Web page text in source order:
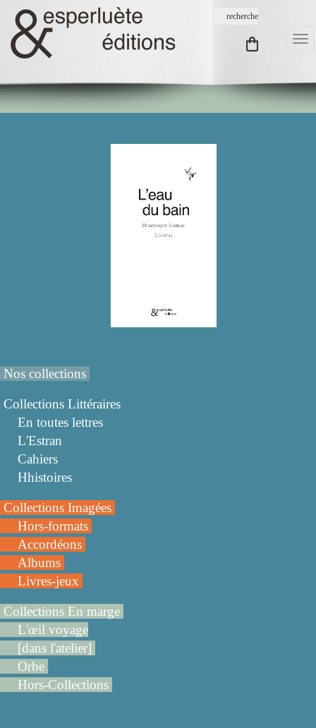
Nos collections
Collections Littéraires
En toutes lettres
L'Estran
Cahiers
Hhistoires
Collections Imagées
Hors-formats
Accordéons
Albums
Livres-jeux
Collections En marge
L'œil voyage
[dans l'atelier]
Orbe
Hors-Collections